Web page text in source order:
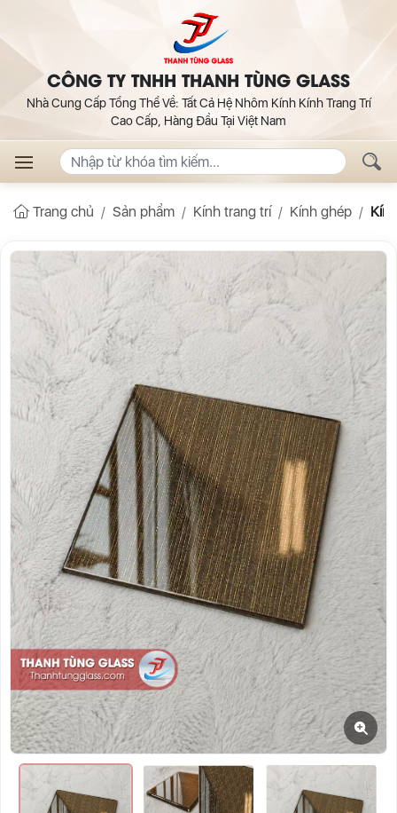
CÔNG TY TNHH THANH TÙNG GLASS
Nhà Cung Cấp Tổng Thể Về: Tất Cả Hệ Nhôm Kính Kính Trang Trí
Cao Cấp, Hàng Đầu Tại Việt Nam
Trang chủ Sản phẩm Kính trang trí Kính ghép